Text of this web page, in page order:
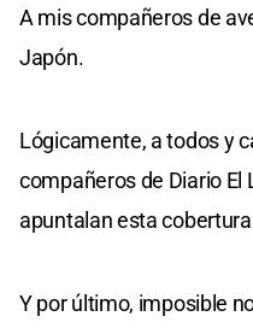
A mis compañeros de
Japón.
Lógicamente, a todos y
compañeros de Diario El
apuntalan esta
Y por último, imposible